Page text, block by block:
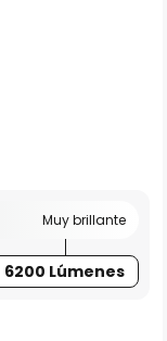
Muy brillante
6200 Lúmenes